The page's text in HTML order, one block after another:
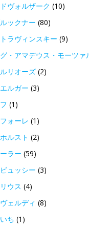
ヴォルザーク (10)
ックナー (80)
ラヴィンスキー (9)
・アマデウス・モーツァ
リオーズ (2)
ルガー (3)
(1)
ォーレ (1)
ルスト (2)
ラー (59)
ュッシー (3)
ウス (4)
ェルディ (8)
ち (1)